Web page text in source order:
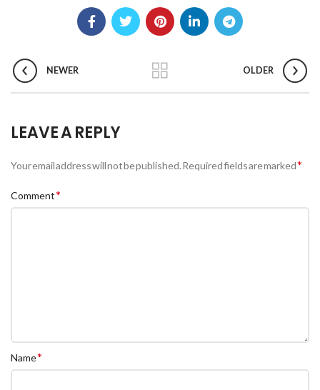
NEWER OLDER
LEAVE A REPLY
Your email address will not be published.Required fields are marked*
Comment*
Name*